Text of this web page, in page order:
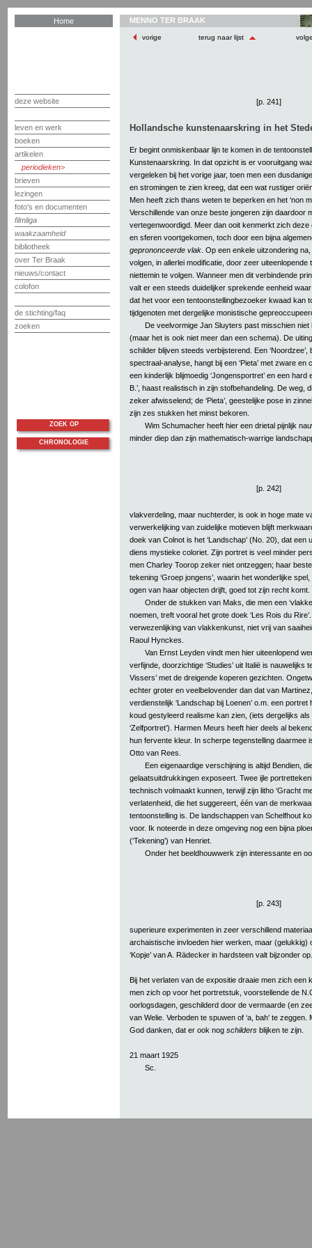
Home
deze website
leven en werk
boeken
artikelen
periodieken
brieven
lezingen
foto's en documenten
filmliga
waakzaamheid
bibliotheek
over Ter Braak
nieuws/contact
colofon
de stichting/faq
zoeken
MENNO TER BRAAK
vorige terug naar lijst
[p. 241]
Hollandsche kunstenaarskring in het
Er begint onmiskenbaar lijn te komen in de
Kunstenaarskring. In dat opzicht is er vooruitgang
vergeleken bij het vorige jaar, toen men een
en stromingen te zien kreeg, dat een wat rustiger
Men heeft zich thans weten te beperken en het ‘non
Verschillende van onze beste jongeren zijn daardoor
vertegenwoordigd. Meer dan ooit kenmerkt zich deze
en sferen voortgekomen, toch door een bijna
geprononceerde vlak . Op een enkele uitzondering
volgen, in allerlei modificatie, door zeer uiteenlopende
niettemin te volgen. Wanneer men dit verbindende
valt er een steeds duidelijker sprekende eenheid
dat het voor een tentoonstellingbezoeker kwaad kan
tijdgenoten met dergelijke monistische
De veelvormige Jan Sluyters past misschien
(maar het is ook niet meer dan een schema). De
schilder blijven steeds verbijsterend. Een ‘Noordzee’,
spectraal-analyse, hangt bij een ‘Pieta’ met zware
een kinderlijk blijmoedig ‘Jongensportret’ en een hard
B.’, haast realistisch in zijn stofbehandeling. De weg,
zeker afwisselend; de ‘Pieta’, geestelijke pose in
zijn zes stukken het minst bekoren.
Wim Schumacher heeft hier een drietal pijnlijk
minder diep dan zijn mathematisch-warrige
[p. 242]
vlakverdeling, maar nuchterder, is ook in hoge mate
verwerkelijking van zuidelijke motieven blijft
doek van Colnot is het ‘Landschap’ (No. 20), dat een
diens mystieke coloriet. Zijn portret is veel minder
men Charley Toorop zeker niet ontzeggen; haar
tekening ‘Groep jongens’, waarin het wonderlijke spel,
ogen van haar objecten drijft, goed tot zijn recht komt.
Onder de stukken van Maks, die men een
noemen, treft vooral het grote doek ‘Les Rois du
verwezenlijking van vlakkenkunst, niet vrij van
Raoul Hynckes.
Van Ernst Leyden vindt men hier uiteenlopend
verfijnde, doorzichtige ‘Studies’ uit Italië is nauwelijks
Vissers’ met de dreigende koperen gezichten.
echter groter en veelbelovender dan dat van
verdienstelijk ‘Landschap bij Loenen’ o.m. een
koud gestyleerd realisme kan zien, (iets dergelijks
‘Zelfportret’). Harmen Meurs heeft hier deels al
hun fervente kleur. In scherpe tegenstelling daarmee
Otto van Rees.
Een eigenaardige verschijning is altijd Bendien,
gelaatsuitdrukkingen exposeert. Twee ijle
technisch volmaakt kunnen, terwijl zijn litho ‘Gracht
verlatenheid, die het suggereert, één van de
tentoonstelling is. De landschappen van Schelfhout
voor. Ik noteerde in deze omgeving nog een bijna
(‘Tekening’) van Henriet.
Onder het beeldhouwwerk zijn interessante en
[p. 243]
superieure experimenten in zeer verschillend
archaistische invloeden hier werken, maar (gelukkig)
‘Kopje’ van A. Rädecker in hardsteen valt bijzonder op.
Bij het verlaten van de expositie draaie men zich een
men zich op voor het portretstuk, voorstellende de
oorlogsdagen, geschilderd door de vermaarde (en
van Welie. Verboden te spuwen of ‘a, bah’ te
God danken, dat er ook nog schilders blijken te zijn.
21 maart 1925
Sc.
ZOEK OP
CHRONOLOGIE